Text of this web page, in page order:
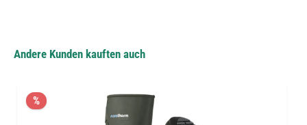
Andere Kunden kauften auch
%